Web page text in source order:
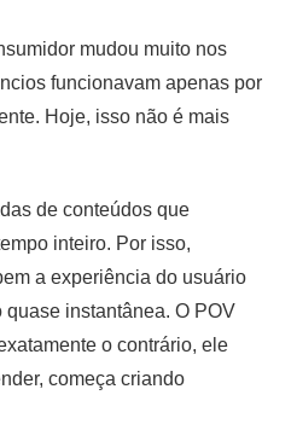
mudou muito nos
funcionavam apenas por
Hoje, isso não é mais
de conteúdos que
inteiro. Por isso,
a experiência do usuário
instantânea. O POV
o contrário, ele
começa criando